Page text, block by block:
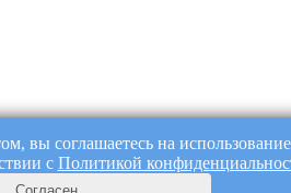
вы соглашаетесь на
с Политикой